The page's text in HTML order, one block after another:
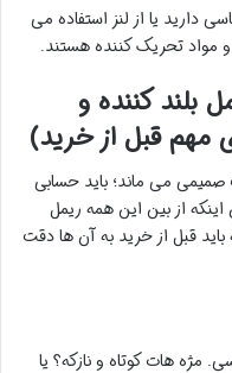
دارید یا از لنز استفاده می
و مواد تحریک کننده هستند.
بلند کننده و
مهم قبل از خرید)
می ماند؛ باید حسابی
اینکه از بین این همه ریمل
قبل از خرید به آن ها دقت
مژه هات کوتاه و نازکه؟ یا